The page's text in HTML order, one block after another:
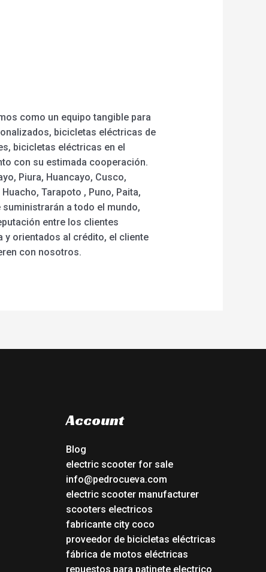
como un equipo tangible para
bicicletas eléctricas de
bicicletas eléctricas en el
con su estimada cooperación.
Piura, Huancayo, Cusco,
Tarapoto , Puno, Paita,
a todo el mundo,
entre los clientes
y orientados al crédito, el cliente
con nosotros.
Account
Blog
electric scooter for sale
info@pedrocueva.com
electric scooter manufacturer
scooters electricos
fabricante city coco
proveedor de bicicletas eléctricas
fábrica de motos eléctricas
repuestos para patinete electrico